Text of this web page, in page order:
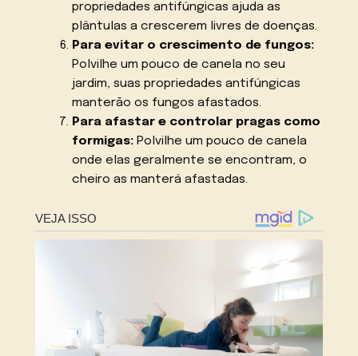
propriedades antifúngicas ajuda as
plântulas a crescerem livres de doenças.
Para evitar o crescimento de fungos:
Polvilhe um pouco de canela no seu
jardim, suas propriedades antifúngicas
manterão os fungos afastados.
Para afastar e controlar pragas como
formigas:Polvilhe um pouco de canela
onde elas geralmente se encontram, o
cheiro as manterá afastadas.